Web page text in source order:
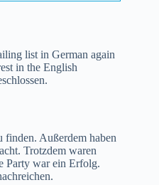
list in German again
in the English
finden. Außerdem haben
Trotzdem waren
Party war ein Erfolg.